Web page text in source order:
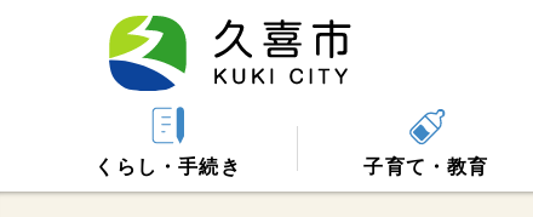
くらし・手続き 子育て・教育